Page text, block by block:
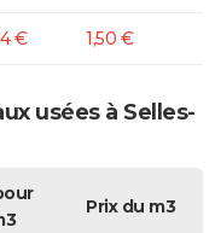
€ 1,50 €
usées à Selles-
Prix du m3